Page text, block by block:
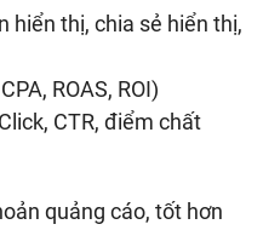
hiển thị, chia sẻ hiển thị,
ROAS, ROI)
CTR, điểm chất
quảng cáo, tốt hơn